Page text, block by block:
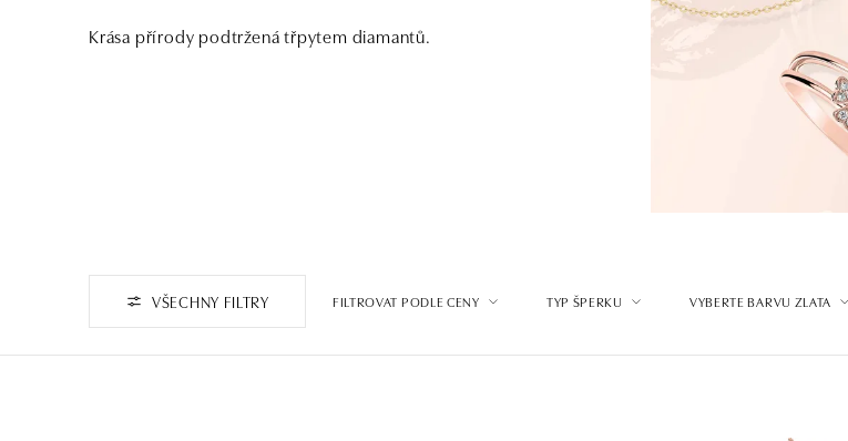
Krása přírody podtržená třpytem diamantů.
VŠECHNY FILTRY FILTROVAT PODLE CENY TYP ŠPERKU VYBERTE BARVU ZLATA